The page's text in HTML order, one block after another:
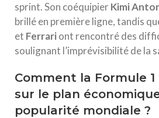
sprint. Son coéquipierKimi
brillé en première ligne, tandis
et Ferrariont rencontré des
soulignant l’imprévisibilité de la
Comment la Formule
sur le plan
popularité mondiale ?